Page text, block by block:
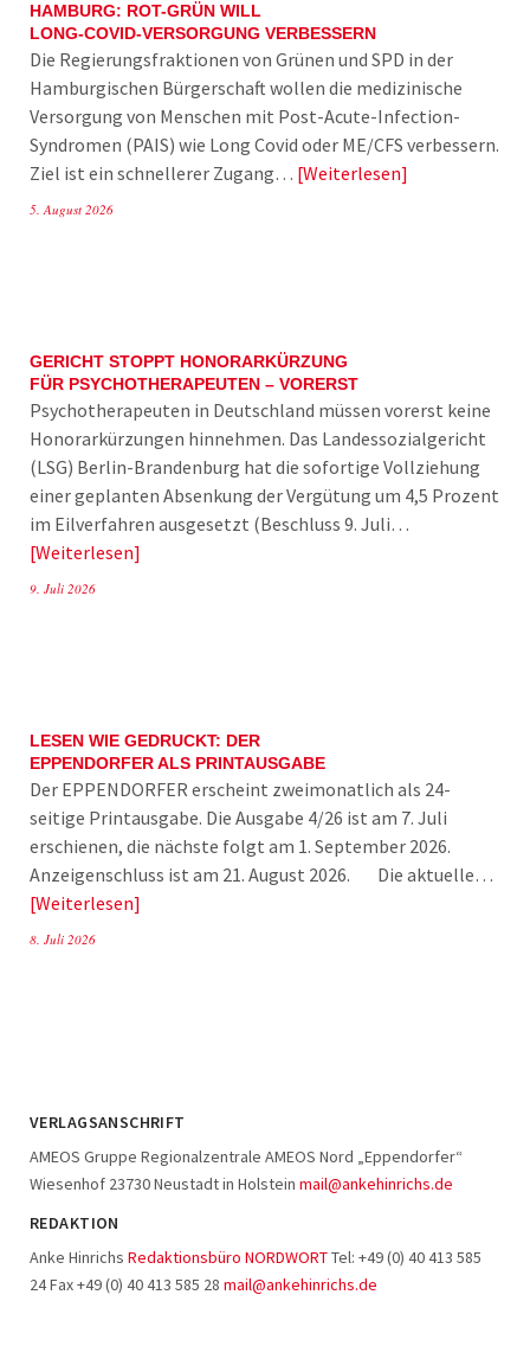
HAMBURG: ROT-GRÜN WILL
LONG-COVID-VERSORGUNG VERBESSERN
Die Regierungsfraktionen von Grünen und SPD in der
Hamburgischen Bürgerschaft wollen die medizinische
Versorgung von Menschen mit Post-Acute-Infection-
Syndromen (PAIS) wie Long Covid oder ME/CFS verbessern.
Ziel ist ein schnellerer Zugang… Weiterlesen
5. August 2026
GERICHT STOPPT HONORARKÜRZUNG
FÜR PSYCHOTHERAPEUTEN – VORERST
Psychotherapeuten in Deutschland müssen vorerst keine
Honorarkürzungen hinnehmen. Das Landessozialgericht
(LSG) Berlin-Brandenburg hat die sofortige Vollziehung
einer geplanten Absenkung der Vergütung um 4,5 Prozent
im Eilverfahren ausgesetzt (Beschluss 9. Juli…
Weiterlesen
9. Juli 2026
LESEN WIE GEDRUCKT: DER
EPPENDORFER ALS PRINTAUSGABE
Der EPPENDORFER erscheint zweimonatlich als 24-
seitige Printausgabe. Die Ausgabe 4/26 ist am 7. Juli
erschienen, die nächste folgt am 1. September 2026.
Anzeigenschluss ist am 21. August 2026. Die aktuelle…
Weiterlesen
8. Juli 2026
VERLAGSANSCHRIFT
AMEOS Gruppe Regionalzentrale AMEOS Nord „Eppendorfer“
Wiesenhof 23730 Neustadt in Holstein mail@ankehinrichs.de
REDAKTION
Anke Hinrichs Redaktionsbüro NORDWORTTel: +49 (0) 40 413 585
24 Fax +49 (0) 40 413 585 28 mail@ankehinrichs.de